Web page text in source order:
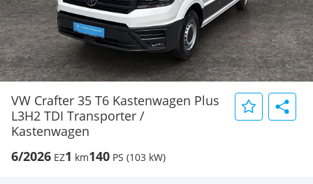
VW Crafter 35 T6 Kastenwagen Plus
L3H2 TDI Transporter /
Kastenwagen
6/2026 EZ1 km140 PS (103 kW)